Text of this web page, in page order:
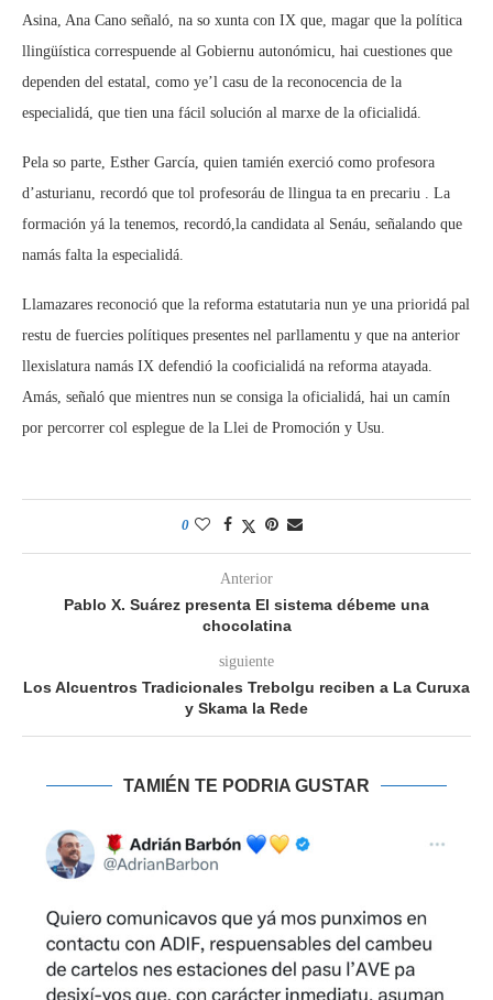
Asina, Ana Cano señaló, na so xunta con IX que, magar que la política
llingüística correspuende al Gobiernu autonómicu, hai cuestiones que
dependen del estatal, como ye’l casu de la reconocencia de la
especialidá, que tien una fácil solución al marxe de la oficialidá.
Pela so parte, Esther García, quien tamién exerció como profesora
d’asturianu, recordó que tol profesoráu de llingua ta en precariu . La
formación yá la tenemos, recordó,la candidata al Senáu, señalando que
namás falta la especialidá.
Llamazares reconoció que la reforma estatutaria nun ye una prioridá pal
restu de fuercies polítiques presentes nel parllamentu y que na anterior
llexislatura namás IX defendió la cooficialidá na reforma atayada.
Amás, señaló que mientres nun se consiga la oficialidá, hai un camín
por percorrer col esplegue de la Llei de Promoción y Usu.
0
Anterior
Pablo X. Suárez presenta El sistema débeme una
chocolatina
siguiente
Los Alcuentros Tradicionales Trebolgu reciben a La Curuxa
y Skama la Rede
TAMIÉN TE PODRIA GUSTAR